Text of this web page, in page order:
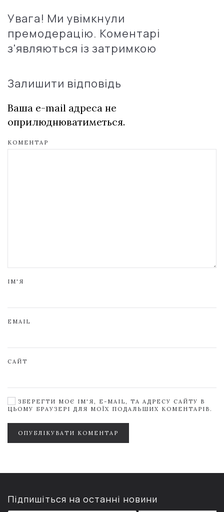
Увага! Ми увімкнули
премодерацію. Коментарі
з'являються із затримкою
Залишити відповідь
Ваша e-mail адреса не
оприлюднюватиметься.
КОМЕНТАР
ІМ'Я
EMAIL
САЙТ
ЗБЕРЕГТИ МОЄ ІМ'Я, E-MAIL, ТА АДРЕСУ САЙТУ В
ЦЬОМУ БРАУЗЕРІ ДЛЯ МОЇХ ПОДАЛЬШИХ КОМЕНТАРІВ.
ОПУБЛІКУВАТИ КОМЕНТАР
Підпишіться на останні новини